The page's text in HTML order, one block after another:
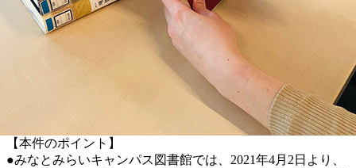
【本件のポイント】
●みなとみらいキャンパス図書館では、2021年4月2日より、